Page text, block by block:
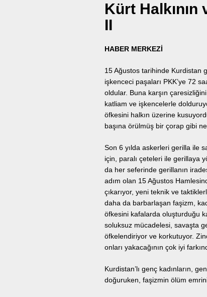
Kürt Halkının
II
HABER MERKEZİ
15 Ağustos tarihinde Kurdistan
işkenceci paşaları PKK’ye 72
oldular. Buna karşın
katliam ve işkencelerle
öfkesini halkın üzerine
başına örülmüş bir çorap gibi
Son 6 yılda askerleri gerilla ile
için, paralı çeteleri ile gerillaya
da her seferinde gerillanın
adım olan 15 Ağustos
çıkarıyor, yeni teknik ve
daha da barbarlaşan faşizm,
öfkesini kafalarda oluşturduğu
soluksuz mücadelesi, savaşta
öfkelendiriyor ve korkutuyor.
onları yakacağının çok iyi
Kurdistan’lı genç kadınların,
doğuruken, faşizmin ölüm